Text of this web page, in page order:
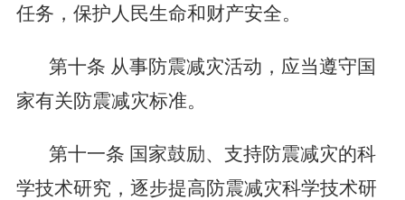
任务，保护人民生命和财产安全。
第十条 从事防震减灾活动，应当遵守国
家有关防震减灾标准。
第十一条 国家鼓励、支持防震减灾的科
学技术研究，逐步提高防震减灾科学技术研